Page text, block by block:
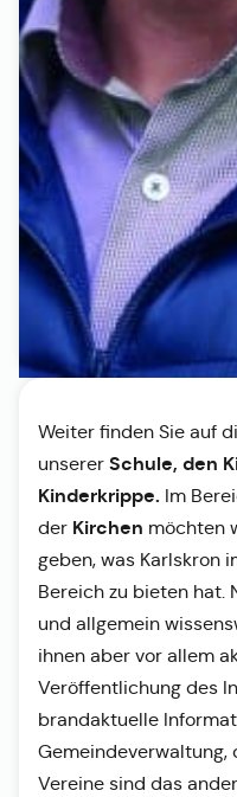
Weiter finden Sie auf
unserer Schule, den
Kinderkrippe. Im
der Kirchen möchten
geben, was Karlskron
Bereich zu bieten hat.
und allgemein
ihnen aber vor allem
Veröffentlichung des
brandaktuelle
Gemeindeverwaltung,
Vereine sind das